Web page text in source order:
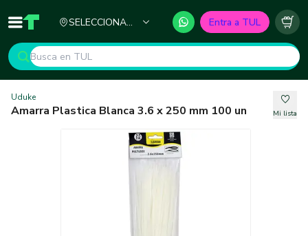
Inicio TUL - Tu Marketplace de Construcción
SELECCIONA
Entra a TUL
Uduke
Amarra Plastica Blanca 3.6 x 250 mm 100 un Mi lista